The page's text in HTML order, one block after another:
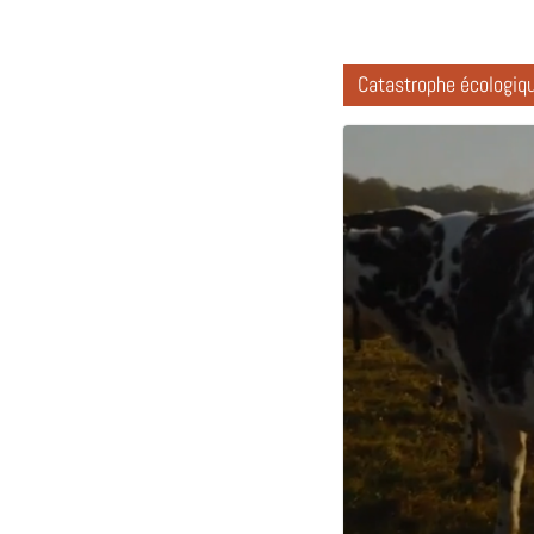
Catastrophe